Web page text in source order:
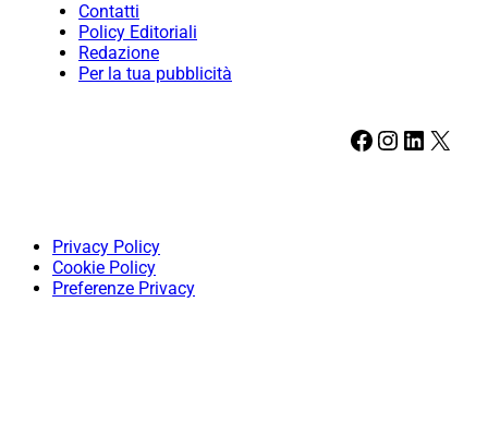
Contatti
Policy Editoriali
Redazione
Per la tua pubblicità
Facebook Instagram LinkedIn X
Privacy Policy
Cookie Policy
Preferenze Privacy